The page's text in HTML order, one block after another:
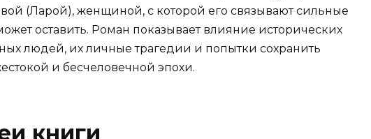
(Ларой), женщиной, с которой его связывают сильные
оставить. Роман показывает влияние исторических
людей, их личные трагедии и попытки сохранить
и бесчеловечной эпохи.
книги